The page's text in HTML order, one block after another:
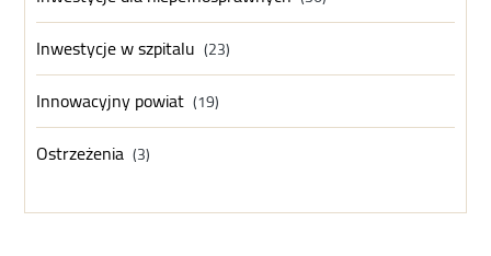
Inwestycje w szpitalu (23)
Innowacyjny powiat (19)
Ostrzeżenia (3)